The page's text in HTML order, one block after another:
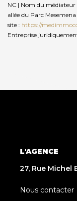
NC | Nom du médiateur
allée du Parc
site : https://
Entreprise
L'AGENCE
27, Rue Michel
Nous contacter